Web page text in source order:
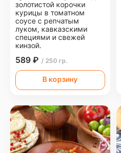
золотистой корочки
курицы в томатном
соусе с репчатым
луком, кавказскими
специями и свежей
кинзой.
589 ₽ / 250 гр.
В корзину